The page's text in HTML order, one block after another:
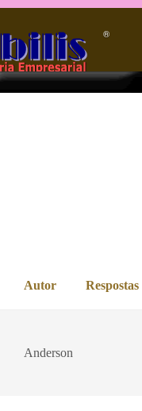
®️
Autor Respostas
Anderson